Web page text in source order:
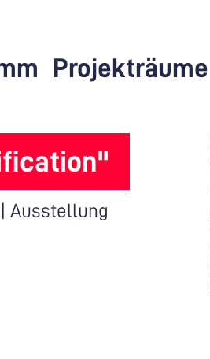
Projekträume
Ausstellung